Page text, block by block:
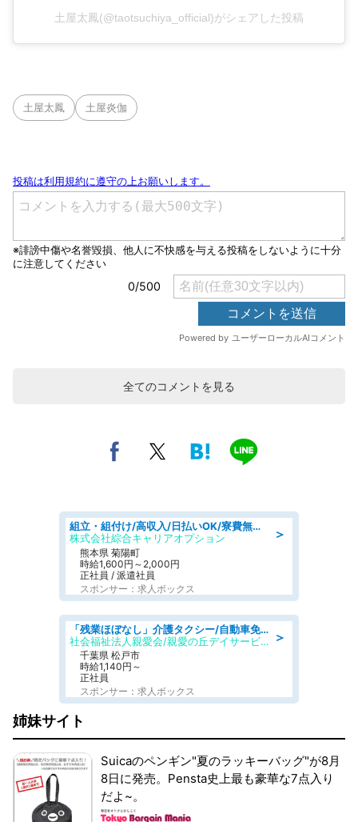
土屋太鳳(@taotsuchiya_official)がシェアした投稿
土屋太鳳 土屋炎伽
全てのコメントを見る
＞
組立・組付け/高収入/日払いOK/寮費無料/交替制/20・30・40代活躍中
株式会社綜合キャリアオプション
熊本県 菊陽町
時給1,600円～2,000円
正社員 / 派遣社員
スポンサー：求人ボックス
＞
「残業ほぼなし」介護タクシー/自動車免許必須/正職員/日勤のみ/デイサービス
社会福祉法人親愛会/親愛の丘デイサービス
千葉県 松戸市
時給1,140円～
正社員
スポンサー：求人ボックス
姉妹サイト
Suicaのペンギン"夏のラッキーバッグ"が8月
8日に発売。Pensta史上最も豪華な7点入り
だよ~。